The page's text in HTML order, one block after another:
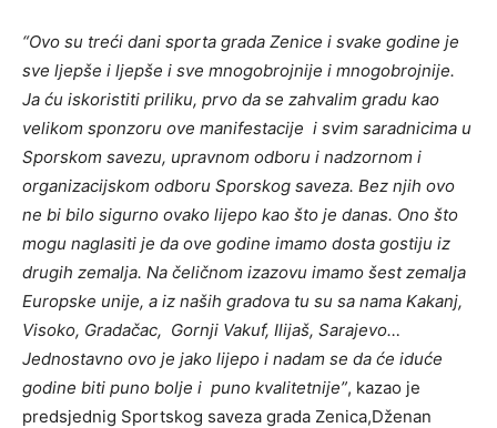
“Ovo su treći dani sporta grada Zenice i svake godine je
sve ljepše i ljepše i sve mnogobrojnije i mnogobrojnije.
Ja ću iskoristiti priliku, prvo da se zahvalim gradu kao
velikom sponzoru ove manifestacije i svim saradnicima u
Sporskom savezu, upravnom odboru i nadzornom i
organizacijskom odboru Sporskog saveza. Bez njih ovo
ne bi bilo sigurno ovako lijepo kao što je danas. Ono što
mogu naglasiti je da ove godine imamo dosta gostiju iz
drugih zemalja. Na čeličnom izazovu imamo šest zemalja
Europske unije, a iz naših gradova tu su sa nama Kakanj,
Visoko, Gradačac, Gornji Vakuf, Ilijaš, Sarajevo…
Jednostavno ovo je jako lijepo i nadam se da će iduće
godine biti puno bolje i puno kvalitetnije”, kazao je
predsjednig Sportskog saveza grada Zenica,Dženan